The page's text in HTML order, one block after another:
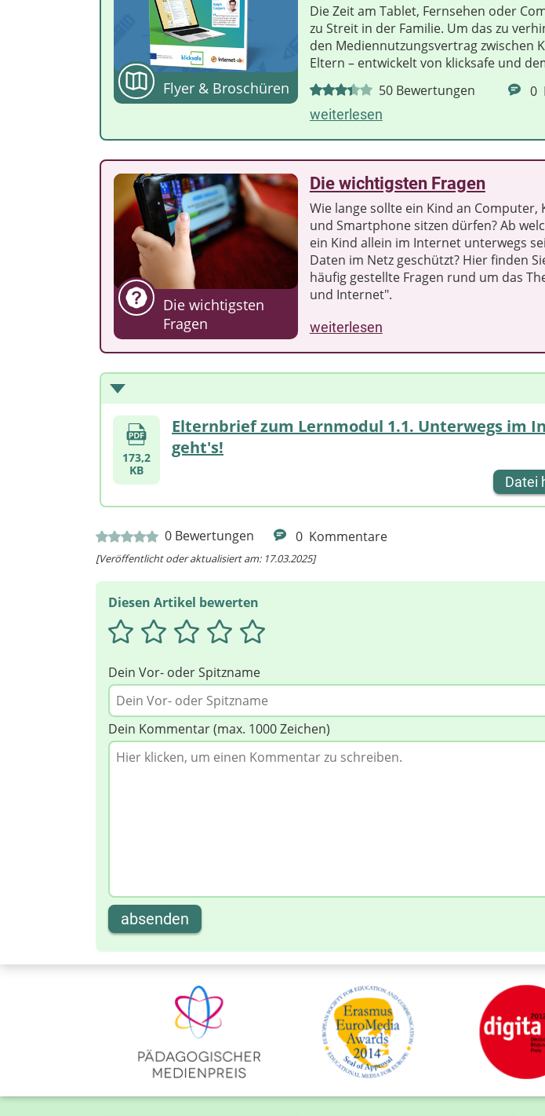
Flyer & Broschüren
Die Zeit am Tablet, Fernsehen oder
zu Streit in der Familie. Um das zu
den Mediennutzungsvertrag zwischen
Eltern – entwickelt von klicksafe und
50 Bewertungen 0
weiterlesen
Die wichtigsten
Fragen
Die wichtigsten Fragen
Wie lange sollte ein Kind an Computer,
und Smartphone sitzen dürfen? Ab
ein Kind allein im Internet unterwegs
Daten im Netz geschützt? Hier finden
häufig gestellte Fragen rund um das
und Internet".
weiterlesen
173,2
KB
Elternbrief zum Lernmodul 1.1. Unterwegs im
geht's!
Datei
0 Bewertungen 0 Kommentare
[Veröffentlicht oder aktualisiert am: 17.03.2025]
Diesen Artikel bewerten
Dein Vor- oder Spitzname
Dein Kommentar (max. 1000 Zeichen)
absenden